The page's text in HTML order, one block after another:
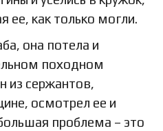
ее, как только могли.
она потела и
походном
из сержантов,
осмотрел ее и
проблема – это